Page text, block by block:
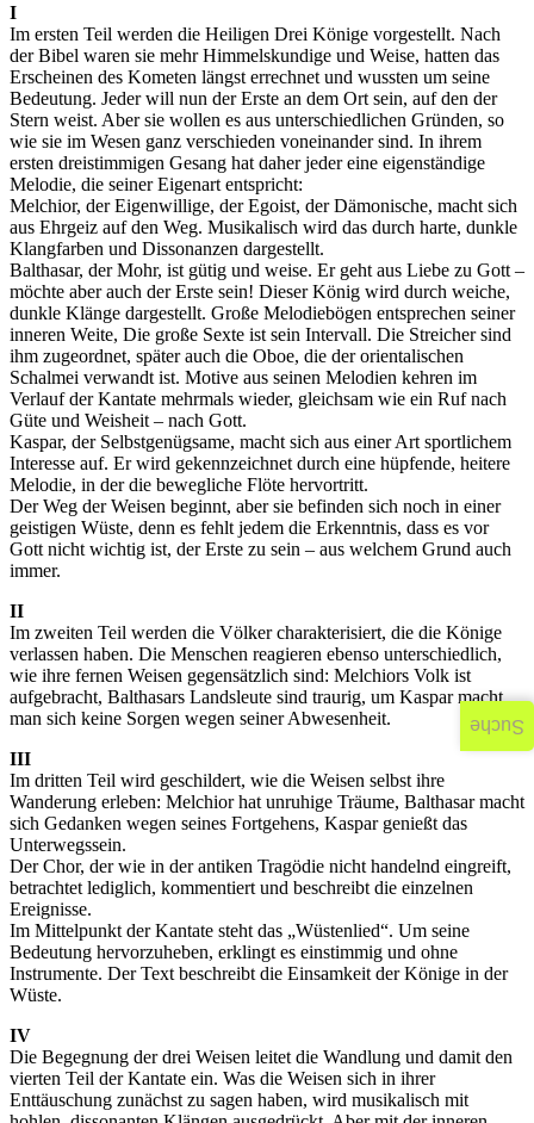
I
Im ersten Teil werden die Heiligen Drei Könige vorgestellt. Nach
der Bibel waren sie mehr Himmelskundige und Weise, hatten das
Erscheinen des Kometen längst errechnet und wussten um seine
Bedeutung. Jeder will nun der Erste an dem Ort sein, auf den der
Stern weist. Aber sie wollen es aus unterschiedlichen Gründen, so
wie sie im Wesen ganz verschieden voneinander sind. In ihrem
ersten dreistimmigen Gesang hat daher jeder eine eigenständige
Melodie, die seiner Eigenart entspricht:
Melchior, der Eigenwillige, der Egoist, der Dämonische, macht sich
aus Ehrgeiz auf den Weg. Musikalisch wird das durch harte, dunkle
Klangfarben und Dissonanzen dargestellt.
Balthasar, der Mohr, ist gütig und weise. Er geht aus Liebe zu Gott –
möchte aber auch der Erste sein! Dieser König wird durch weiche,
dunkle Klänge dargestellt. Große Melodiebögen entsprechen seiner
inneren Weite, Die große Sexte ist sein Intervall. Die Streicher sind
ihm zugeordnet, später auch die Oboe, die der orientalischen
Schalmei verwandt ist. Motive aus seinen Melodien kehren im
Verlauf der Kantate mehrmals wieder, gleichsam wie ein Ruf nach
Güte und Weisheit – nach Gott.
Kaspar, der Selbstgenügsame, macht sich aus einer Art sportlichem
Interesse auf. Er wird gekennzeichnet durch eine hüpfende, heitere
Melodie, in der die bewegliche Flöte hervortritt.
Der Weg der Weisen beginnt, aber sie befinden sich noch in einer
geistigen Wüste, denn es fehlt jedem die Erkenntnis, dass es vor
Gott nicht wichtig ist, der Erste zu sein – aus welchem Grund auch
immer.
II
Im zweiten Teil werden die Völker charakterisiert, die die Könige
verlassen haben. Die Menschen reagieren ebenso unterschiedlich,
wie ihre fernen Weisen gegensätzlich sind: Melchiors Volk ist
aufgebracht, Balthasars Landsleute sind traurig, um Kaspar macht
man sich keine Sorgen wegen seiner Abwesenheit.
III
Im dritten Teil wird geschildert, wie die Weisen selbst ihre
Wanderung erleben: Melchior hat unruhige Träume, Balthasar macht
sich Gedanken wegen seines Fortgehens, Kaspar genießt das
Unterwegssein.
Der Chor, der wie in der antiken Tragödie nicht handelnd eingreift,
betrachtet lediglich, kommentiert und beschreibt die einzelnen
Ereignisse.
Im Mittelpunkt der Kantate steht das „Wüstenlied“. Um seine
Bedeutung hervorzuheben, erklingt es einstimmig und ohne
Instrumente. Der Text beschreibt die Einsamkeit der Könige in der
Wüste.
IV
Die Begegnung der drei Weisen leitet die Wandlung und damit den
vierten Teil der Kantate ein. Was die Weisen sich in ihrer
Enttäuschung zunächst zu sagen haben, wird musikalisch mit
Suche